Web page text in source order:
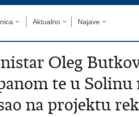
Aktualno Najave
Oleg
te u Solinu
na projektu